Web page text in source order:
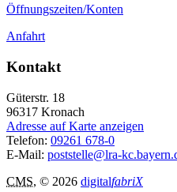
Öffnungszeiten/Konten
Anfahrt
Kontakt
Güterstr. 18
96317 Kronach
Adresse auf Karte anzeigen
Telefon: 09261 678-0
E-Mail: poststelle@lra-
CMS, © 2026 digitalfabriX